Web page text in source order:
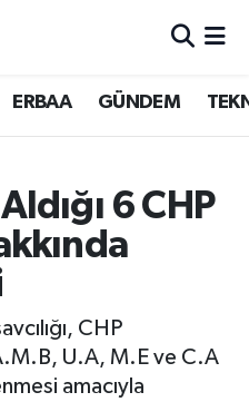
ERBAA GÜNDEM
6 CHP
CHP
U.A, M.E ve C.A
amacıyla